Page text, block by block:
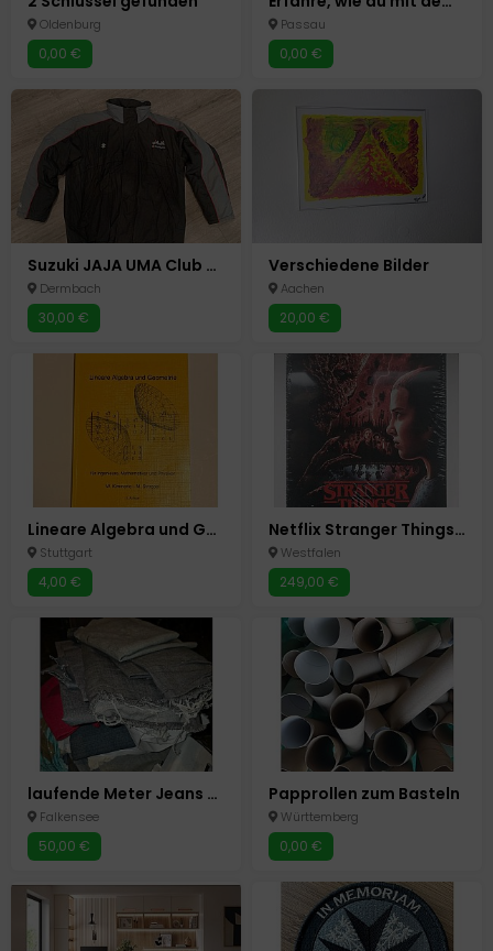
Oldenburg
0,00 €
Passau
0,00 €
Suzuki JAJA UMA Club Winterjacke L Jacke -neuwertig-
Dermbach
30,00 €
Verschiedene Bilder
Aachen
20,00 €
Lineare Algebra und Geometrie
Stuttgart
4,00 €
Netflix Stranger Things Staffel 1-4 Limited Blu-ray Steelbook Bun
Westfalen
249,00 €
laufende Meter Jeans / Denim (bessere Bilder folgen)
Falkensee
50,00 €
Papprollen zum Basteln
Württemberg
0,00 €